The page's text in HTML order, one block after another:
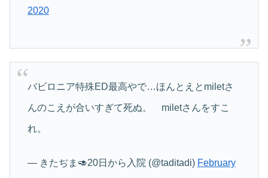
2020
バビロニア特殊ED最高やで…ほんとえとmiletさ
んのこえが合いすぎて死ぬ。 miletさんをすこ
れ。
— きたぢま🥑20日から入院 (@taditadi) February